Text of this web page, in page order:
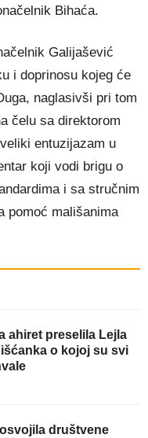
Bihaća.
Galijašević
i doprinosu kojeg će
naglasivši pri tom
čelu sa direktorom
entuzijazam u
koji vodi brigu o
i sa stručnim
pomoć mališanima
ahiret preselila Lejla
o kojoj su svi
društvene